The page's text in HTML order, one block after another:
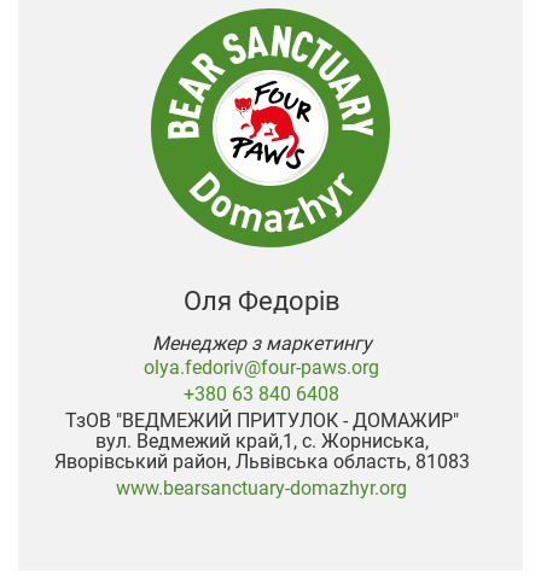
Оля Федорів
Менеджер з маркетингу
olya.fedoriv@four-paws.org
+380 63 840 6408
ТзОВ "ВЕДМЕЖИЙ ПРИТУЛОК - ДОМАЖИР"
вул. Ведмежий край,1, с. Жорниська,
Яворівський район, Львівська область, 81083
www.bearsanctuary-domazhyr.org